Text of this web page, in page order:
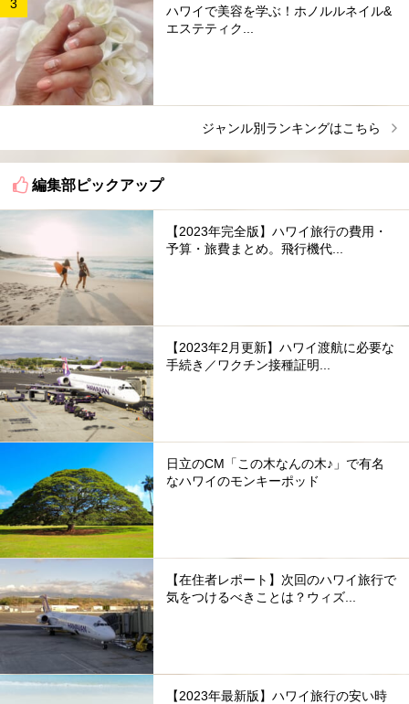
ハワイで美容を学ぶ！ホノルルネイル&
エステティク...
ジャンル別ランキングはこちら
編集部ピックアップ
【2023年完全版】ハワイ旅行の費用・
予算・旅費まとめ。飛行機代...
【2023年2月更新】ハワイ渡航に必要な
手続き／ワクチン接種証明...
日立のCM「この木なんの木♪」で有名
なハワイのモンキーポッド
【在住者レポート】次回のハワイ旅行で
気をつけるべきことは？ウィズ...
【2023年最新版】ハワイ旅行の安い時